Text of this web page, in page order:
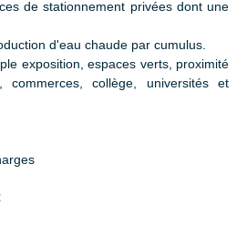
de stationnement privées dont une
d'eau chaude par cumulus.
exposition, espaces verts, proximité
commerces, collège, universités et